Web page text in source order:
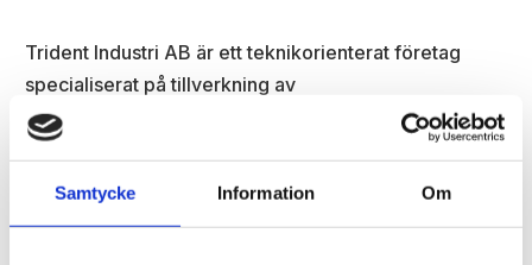
Samtycke Information Om
Trident Industri AB är ett teknikorienterat företag
specialiserat på tillverkning av
stålkonstruktioner för entrésystem, ramper och
trappor för utomhusmiljö. Vi är certifierade
enligt EN 1090 och ISO 3834, och arbetar med både